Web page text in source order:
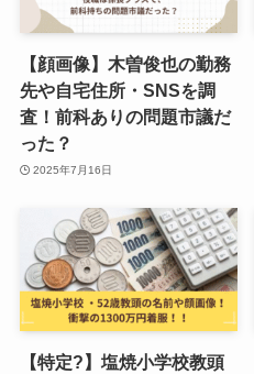
【顔画像】木曽俊也の勤務
先や自宅住所・SNSを調
査！前科ありの問題市議だ
った？
2025年7月16日
【特定?】塩焼小学校教頭